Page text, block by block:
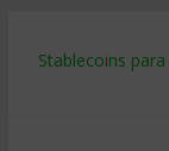
Stablecoins
Despido
IA en selección
Trabajo